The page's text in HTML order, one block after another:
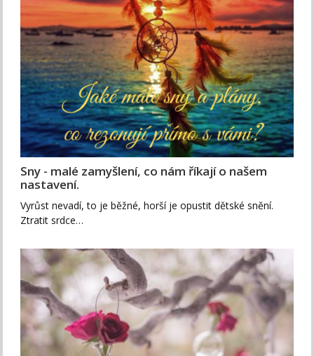
Sny - malé zamyšlení, co nám říkají o našem
nastavení.
Vyrůst nevadí, to je běžné, horší je opustit dětské snění.
Ztratit srdce…